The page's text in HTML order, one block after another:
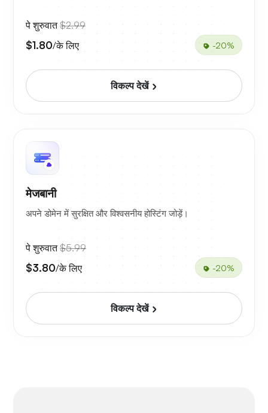
पे शुरुवात$2.99
$1.80/के लिए -20%
विकल्प देखें
मेजबानी
अपने डोमेन में सुरक्षित और विश्वसनीय होस्टिंग जोड़ें।
पे शुरुवात$5.99
$3.80/के लिए -20%
विकल्प देखें